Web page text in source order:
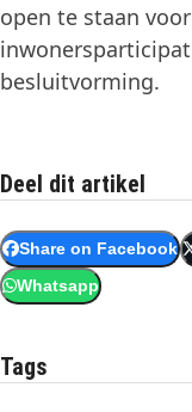
open te staan
besluitvorming.
Deel dit artikel
Share on Facebook
Whatsapp
Tags